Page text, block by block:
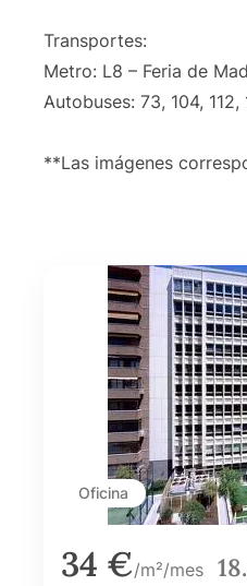
Transportes:
Metro: L8 – Feria de
Autobuses: 73, 104, 112,
**Las imágenes
Oficina
34 €/m²/mes